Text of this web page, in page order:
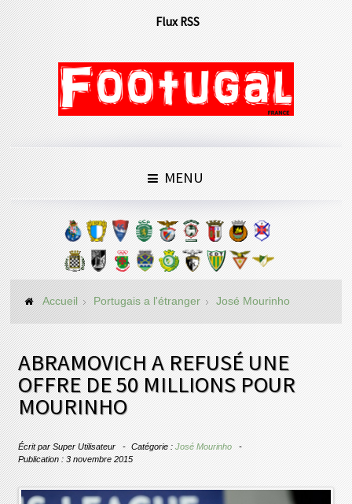
Flux RSS
MENU
Accueil Portugais a l'étranger José Mourinho
ABRAMOVICH A REFUSÉ UNE
OFFRE DE 50 MILLIONS POUR
MOURINHO
Écrit parSuper Utilisateur Catégorie :José Mourinho
Publication : 3 novembre 2015